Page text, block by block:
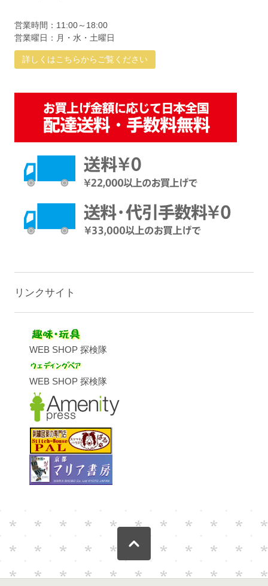
営業時間：11:00～18:00
営業曜日：月・水・土曜日
詳しくはこちらからご覧ください
リンクサイト
WEB SHOP 探検隊
WEB SHOP 探検隊